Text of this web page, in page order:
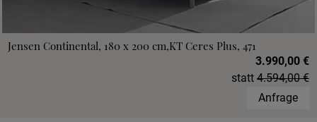
Jensen Continental, 180 x 200 cm,KT Ceres Plus, 471
3.990,00 €
statt 4.594,00 €
Anfrage